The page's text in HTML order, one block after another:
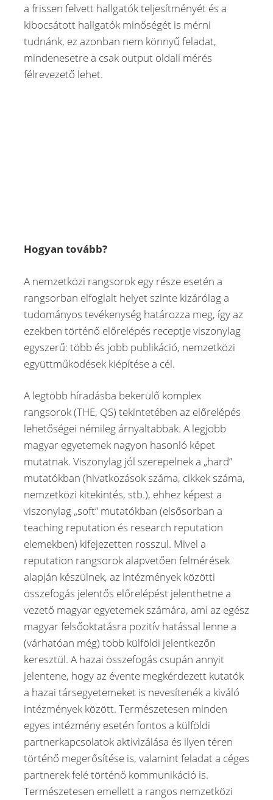
a frissen felvett hallgatók teljesítményét és a
kibocsátott hallgatók minőségét is mérni
tudnánk, ez azonban nem könnyű feladat,
mindenesetre a csak output oldali mérés
félrevezető lehet.
Hogyan tovább?
A nemzetközi rangsorok egy része esetén a
rangsorban elfoglalt helyet szinte kizárólag a
tudományos tevékenység határozza meg, így az
ezekben történő előrelépés receptje viszonylag
egyszerű: több és jobb publikáció, nemzetközi
együttműködések kiépítése a cél.
A legtöbb híradásba bekerülő komplex
rangsorok (THE, QS) tekintetében az előrelépés
lehetőségei némileg árnyaltabbak. A legjobb
magyar egyetemek nagyon hasonló képet
mutatnak. Viszonylag jól szerepelnek a „hard”
mutatókban (hivatkozások száma, cikkek száma,
nemzetközi kitekintés, stb.), ehhez képest a
viszonylag „soft” mutatókban (elsősorban a
teaching reputation és research reputation
elemekben) kifejezetten rosszul. Mivel a
reputation rangsorok alapvetően felmérések
alapján készülnek, az intézmények közötti
összefogás jelentős előrelépést jelenthetne a
vezető magyar egyetemek számára, ami az egész
magyar felsőoktatásra pozitív hatással lenne a
(várhatóan még) több külföldi jelentkezőn
keresztül. A hazai összefogás csupán annyit
jelentene, hogy az évente megkérdezett kutatók
a hazai társegyetemeket is nevesítenék a kiváló
intézmények között. Természetesen minden
egyes intézmény esetén fontos a külföldi
partnerkapcsolatok aktivizálása és ilyen téren
történő megerősítése is, valamint feladat a céges
partnerek felé történő kommunikáció is.
Természetesen emellett a rangos nemzetközi